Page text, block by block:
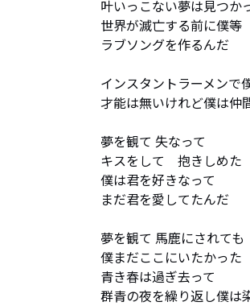
叶いっこない夢は見つか
世界が滅亡する前に僕等
ラブソングを作るんだ
インスタントラーメンで
才能は無いけれど僕は仲
夢を観て 失なって
キスをして　抱きしめた
僕は君を好きなって
まだ君を愛してたんだ
夢を観て 馬鹿にされても
僕まだここにいたかった
青き春は過ぎ去って
群青の夜を繰り返し僕は